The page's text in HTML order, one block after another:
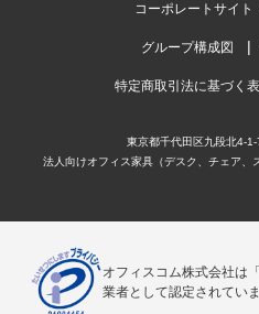
コーポレートサイト
グループ構成図
特定商取引法に基づく
東京都千代田区九段北4-
法人向けオフィス家具（デスク、チェア、
オフィスコム株式会社は
業者として認定されていま